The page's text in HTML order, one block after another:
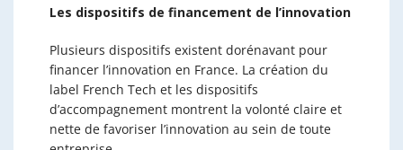
Les dispositifs de financement de l’innovation
Plusieurs dispositifs existent dorénavant pour
financer l’innovation en France. La création du
label French Tech et les dispositifs
d’accompagnement montrent la volonté claire et
nette de favoriser l’innovation au sein de toute